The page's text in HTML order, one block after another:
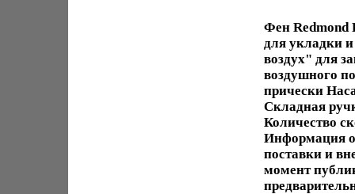
Фен Redmond
для укладки
воздух" для
воздушного
прически
Складная
Количество
Информация о
поставки и
момент